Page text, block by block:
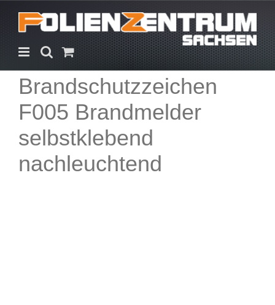
springen
Brandschutzzeichen
F005 Brandmelder
selbstklebend
nachleuchtend